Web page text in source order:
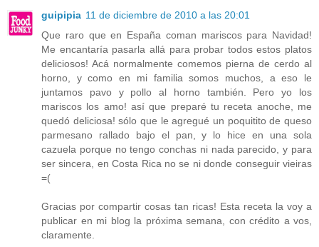
guipipia 11 de diciembre de 2010 a las 20:01
Que raro que en España coman mariscos para Navidad!
Me encantaría pasarla allá para probar todos estos platos
deliciosos! Acá normalmente comemos pierna de cerdo al
horno, y como en mi familia somos muchos, a eso le
juntamos pavo y pollo al horno también. Pero yo los
mariscos los amo! así que preparé tu receta anoche, me
quedó deliciosa! sólo que le agregué un poquitito de queso
parmesano rallado bajo el pan, y lo hice en una sola
cazuela porque no tengo conchas ni nada parecido, y para
ser sincera, en Costa Rica no se ni donde conseguir vieiras
=(
Gracias por compartir cosas tan ricas! Esta receta la voy a
publicar en mi blog la próxima semana, con crédito a vos,
claramente.